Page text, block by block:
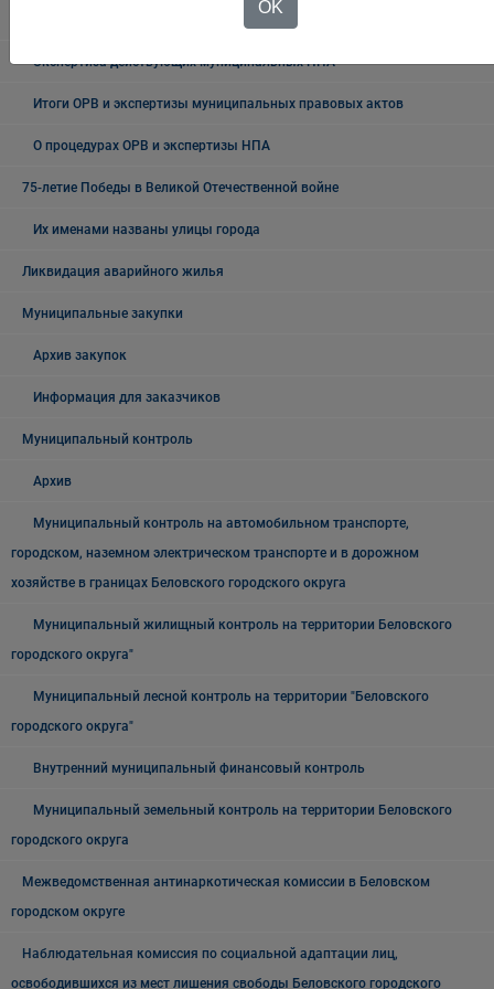
Экспертиза действующих муниципальных НПА
Итоги ОРВ и экспертизы муниципальных правовых актов
О процедурах ОРВ и экспертизы НПА
75-летие Победы в Великой Отечественной войне
Их именами названы улицы города
Ликвидация аварийного жилья
Муниципальные закупки
Архив закупок
Информация для заказчиков
Муниципальный контроль
Архив
Муниципальный контроль на автомобильном транспорте,
городском, наземном электрическом транспорте и в дорожном
хозяйстве в границах Беловского городского округа
Муниципальный жилищный контроль на территории Беловского
городского округа"
Муниципальный лесной контроль на территории "Беловского
городского округа"
Внутренний муниципальный финансовый контроль
Муниципальный земельный контроль на территории Беловского
городского округа
Межведомственная антинаркотическая комиссии в Беловском
городском округе
Наблюдательная комиссия по социальной адаптации лиц,
освободившихся из мест лишения свободы Беловского городского
OK